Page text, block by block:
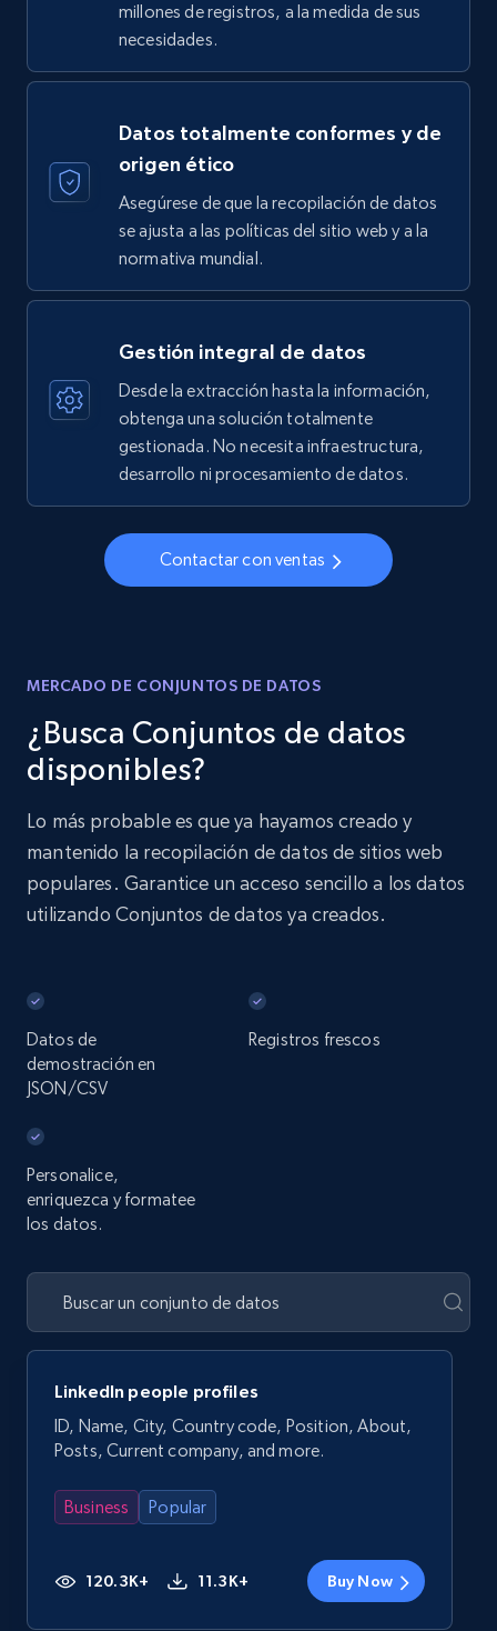
millones de registros, a la medida de sus
necesidades.
Datos totalmente conformes y de
origen ético
Asegúrese de que la recopilación de datos
se ajusta a las políticas del sitio web y a la
normativa mundial.
Gestión integral de datos
Desde la extracción hasta la información,
obtenga una solución totalmente
gestionada. No necesita infraestructura,
desarrollo ni procesamiento de datos.
Contactar con ventas
MERCADO DE CONJUNTOS DE DATOS
¿Busca Conjuntos de datos
disponibles?
Lo más probable es que ya hayamos creado y
mantenido la recopilación de datos de sitios web
populares. Garantice un acceso sencillo a los datos
utilizando Conjuntos de datos ya creados.
Datos de
demostración en
JSON/CSV
Registros frescos
Personalice,
enriquezca y formatee
los datos.
LinkedIn people profiles
ID, Name, City, Country code, Position, About,
Posts, Current company, and more.
Business Popular
120.3K+ 11.3K+ Buy Now